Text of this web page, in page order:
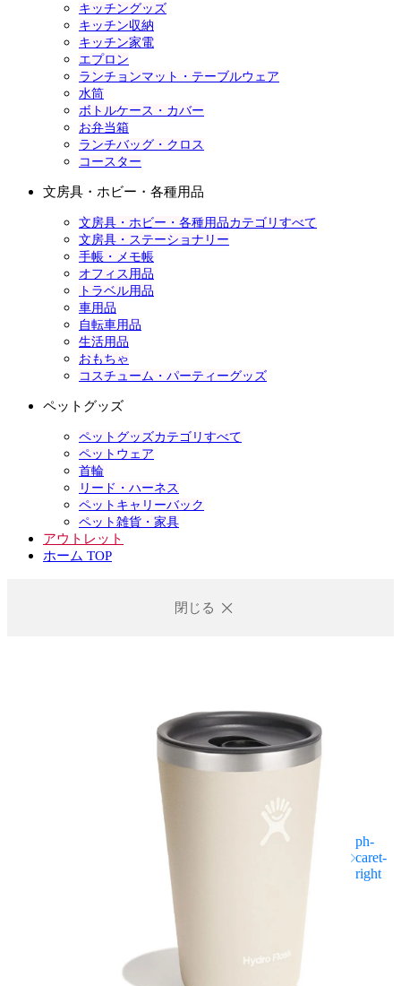
キッチングッズ
キッチン収納
キッチン家電
エプロン
ランチョンマット・テーブルウェア
水筒
ボトルケース・カバー
お弁当箱
ランチバッグ・クロス
コースター
文房具・ホビー・各種用品
文房具・ホビー・各種用品カテゴリすべて
文房具・ステーショナリー
手帳・メモ帳
オフィス用品
トラベル用品
車用品
自転車用品
生活用品
おもちゃ
コスチューム・パーティーグッズ
ペットグッズ
ペットグッズカテゴリすべて
ペットウェア
首輪
リード・ハーネス
ペットキャリーバック
ペット雑貨・家具
アウトレット
ホーム TOP
閉じる